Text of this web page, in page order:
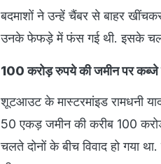
बदमाशों ने उन्हें चैंबर से बाहर खींचकर
उनके फेफड़े में फंस गई थी. इसके
100 करोड़ रुपये की जमीन पर कब्जे
शूटआउट के मास्टरमांइड रामधनी
50 एकड़ जमीन की करीब 100
चलते दोनों के बीच विवाद हो गया